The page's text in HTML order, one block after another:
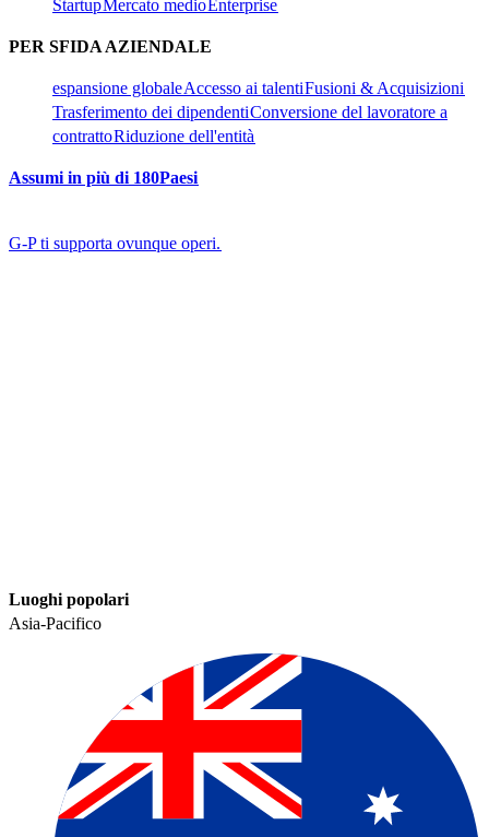
Startup​​Mercato medio​​ Enterprise​​
PER SFIDA AZIENDALE​​
espansione globale​​Accesso ai talenti​​Fusioni & Acquisizioni​​
Trasferimento dei dipendenti​​Conversione del lavoratore a
contratto​​Riduzione dell'entità​​
Assumi in più di 180Paesi​​
G-P ti supporta ovunque operi.​​
Luoghi popolari​​
Asia-Pacifico​​